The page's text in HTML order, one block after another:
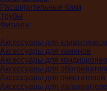
Расширительные баки
Трубы
Фитинги
Аксессуары для
Аксессуары для каминов
Аксессуары для
Аксессуары для
Аксессуары для очистителей
Аксессуары для